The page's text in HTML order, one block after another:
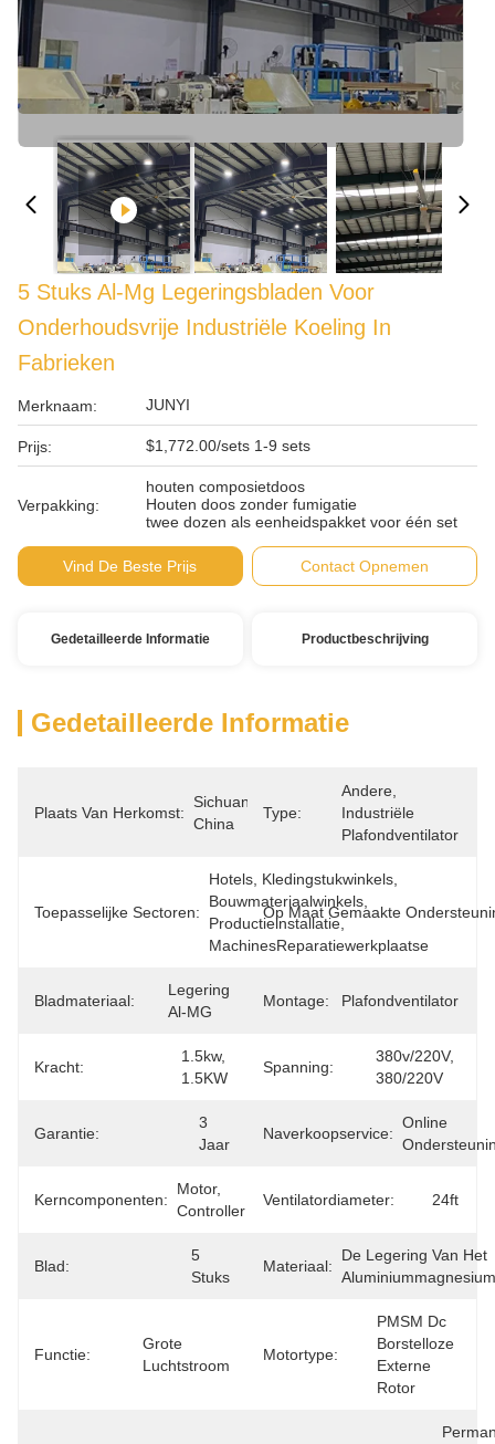
5 Stuks Al-Mg Legeringsbladen Voor
Onderhoudsvrije Industriële Koeling In
Fabrieken
Merknaam: JUNYI
Prijs: $1,772.00/sets 1-9 sets
Verpakking:
houten composietdoos
Houten doos zonder fumigatie
twee dozen als eenheidspakket voor één set
Vind De Beste Prijs Contact Opnemen
Gedetailleerde Informatie Productbeschrijving
Gedetailleerde Informatie
Plaats Van Herkomst:
Sichuan,
China
Type:
Andere,
Industriële
Plafondventilator
Toepasselijke Sectoren:
Hotels, Kledingstukwinkels,
Bouwmateriaalwinkels,
Productieinstallatie,
MachinesReparatiewerkplaatse
Op Maat Gemaakte
Bladmateriaal:
Legering
Al-MG
Montage: Plafondventilator
Kracht:
1.5kw,
1.5KW
Spanning:
380v/220V,
380/220V
Garantie:
3
Jaar
Naverkoopservice:
Online
Kerncomponenten:
Motor,
Controller
Ventilatordiameter: 24ft
Blad:
5
Stuks
Materiaal:
De Legering Van Het
Aluminiummagnesium
Functie:
Grote
Luchtstroom
Motortype:
PMSM Dc
Borstelloze
Externe
Rotor